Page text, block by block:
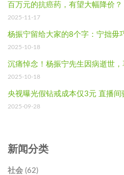
百万元的抗癌药，有望大幅降价？
2025-11-17
杨振宁留给大家的8个字：宁拙毋
2025-10-18
沉痛悼念！杨振宁先生因病逝世
2025-10-18
央视曝光假钻戒成本仅3元 直播间
2025-09-28
新闻分类
社会 (62)